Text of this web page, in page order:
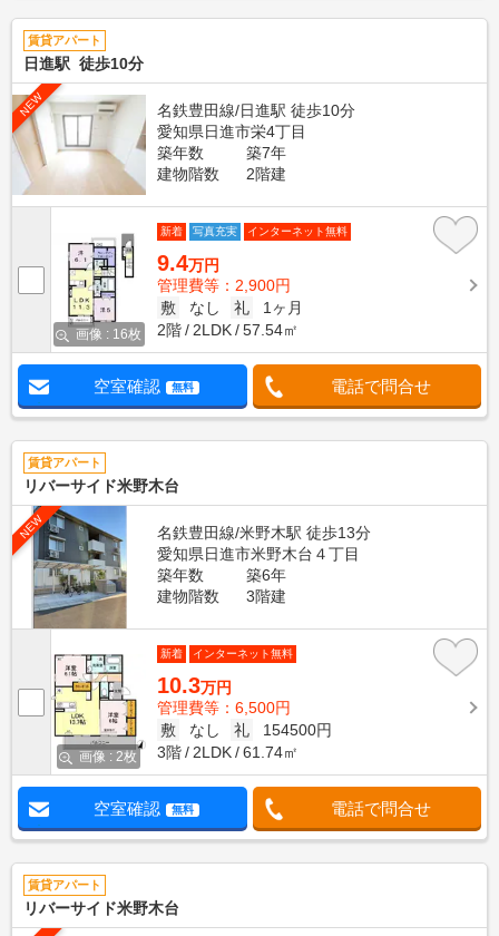
賃貸アパート
日進駅 徒歩10分
NEW
名鉄豊田線/日進駅 徒歩10分
愛知県日進市栄4丁目
築年数
築7年
建物階数
2階建
画像 : 16枚
新着 写真充実 インターネット無料
9.4万円
管理費等：2,900円
敷
なし 礼
1ヶ月
2階
2LDK 57.54㎡
空室確認 無料 電話で問合せ
賃貸アパート
リバーサイド米野木台
NEW
名鉄豊田線/米野木駅 徒歩13分
愛知県日進市米野木台４丁目
築年数
築6年
建物階数
3階建
画像 : 2枚
新着 インターネット無料
10.3万円
管理費等：6,500円
敷
なし 礼
154500円
3階
2LDK 61.74㎡
空室確認 無料 電話で問合せ
賃貸アパート
リバーサイド米野木台